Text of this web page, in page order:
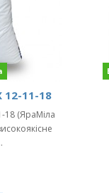
12-11-18
18 (ЯраМіла